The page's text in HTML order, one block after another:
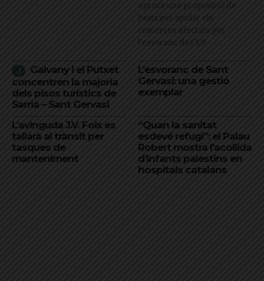
aprova una proposició de
Junts per ajudar els
comerços afectats per
l'esvoranc de l'L9
Galvany i el Putxet
concentren la majoria
dels pisos turístics de
Sarrià – Sant Gervasi
L’esvoranc de Sant
Gervasi: una gestió
exemplar
L’avinguda J.V. Foix es
tallarà al trànsit per
tasques de
manteniment
“Quan la sanitat
esdevé refugi”: el Palau
Robert mostra l’acollida
d’infants palestins en
hospitals catalans